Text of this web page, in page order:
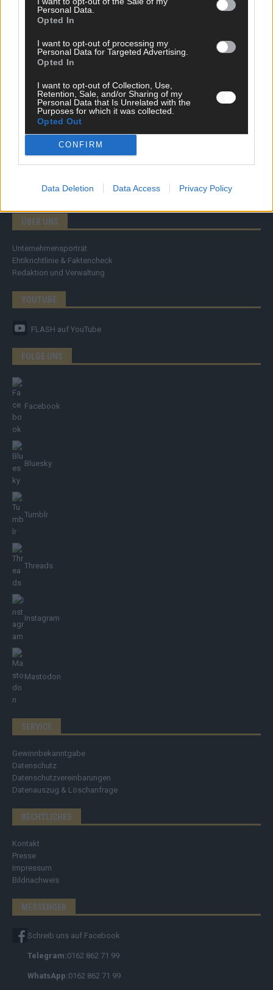
Personal Data.
Opted In
I want to opt-out of processing my
Personal Data for Targeted Advertising.
Opted In
I want to opt-out of Collection, Use,
Retention, Sale, and/or Sharing of my
Personal Data that Is Unrelated with the
Purposes for which it was collected.
Opted Out
CONFIRM
Data Deletion Data Access Privacy Policy
DIREKT ZUM THEMA
Politik & Co
Money Matters
Tipps & Tricks
Brainpower
Specials
Meinung
Streams & Storys
FLASH – DAS VIDEOPORTAL
ÜBER UNS
Unternehmensporträt
Ehtikrichtlinie & Faktencheck
Redaktion und Verwaltung
YOUTUBE
FLASH auf YouTube
FOLGE UNS
Facebook
Bluesky
Tumblr
Threads
Instagram
Mastodon
SERVICE
Gewinnbekanntgabe
Datenschutz
Datenschutzvereinbarungen
Datenauszug & Löschanfrage
RECHTLICHES
Kontakt
Presse
Impressum
Bildnachweis
MESSENGER
Schreib uns auf Facebook
Telegram:0162 862 71 99
WhatsApp:0162 862 71 99